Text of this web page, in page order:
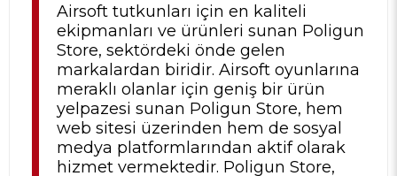
Airsoft tutkunları için en kaliteli
ekipmanları ve ürünleri sunan Poligun
Store, sektördeki önde gelen
markalardan biridir. Airsoft oyunlarına
meraklı olanlar için geniş bir ürün
yelpazesi sunan Poligun Store, hem
web sitesi üzerinden hem de sosyal
medya platformlarından aktif olarak
hizmet vermektedir. Poligun Store,